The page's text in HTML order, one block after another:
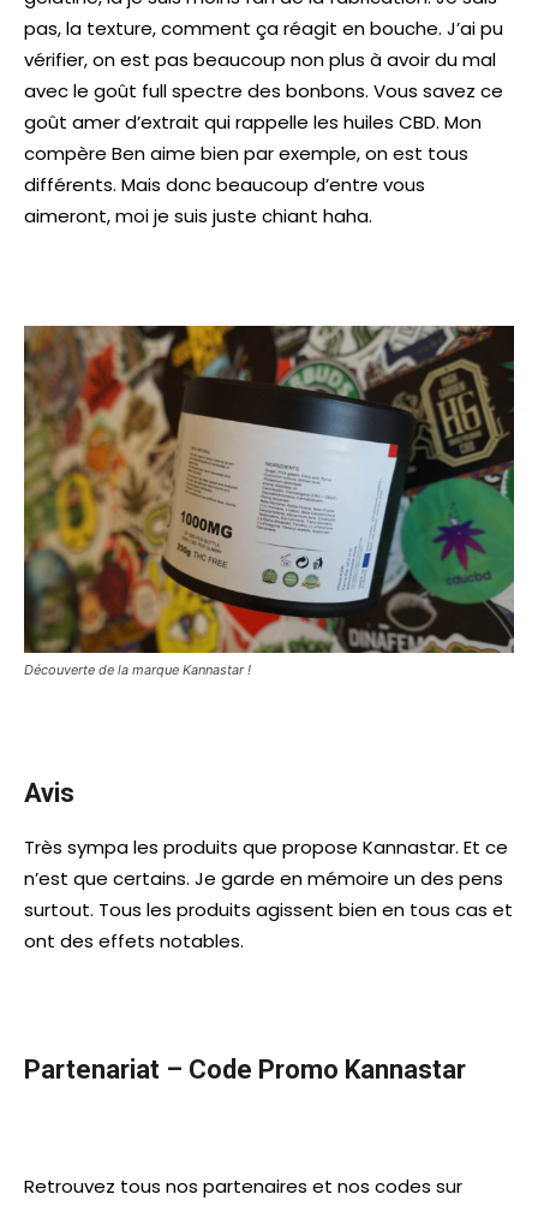
pas, la texture, comment ça réagit en bouche. J’ai pu
vérifier, on est pas beaucoup non plus à avoir du mal
avec le goût full spectre des bonbons. Vous savez ce
goût amer d’extrait qui rappelle les huiles CBD. Mon
compère Ben aime bien par exemple, on est tous
différents. Mais donc beaucoup d’entre vous
aimeront, moi je suis juste chiant haha.
Découverte de la marque Kannastar !
Avis
Très sympa les produits que propose Kannastar. Et ce
n’est que certains. Je garde en mémoire un des pens
surtout. Tous les produits agissent bien en tous cas et
ont des effets notables.
Partenariat – Code Promo Kannastar
Retrouvez tous nos partenaires et nos codes sur